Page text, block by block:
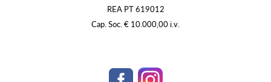
REA PT 619012
Cap. Soc. € 10.000,00 i.v.